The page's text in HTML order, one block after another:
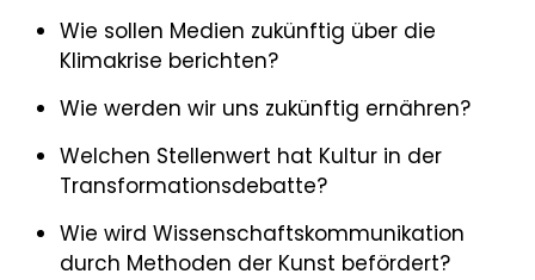
Wie sollen Medien zukünftig über die
Klimakrise berichten?
Wie werden wir uns zukünftig ernähren?
Welchen Stellenwert hat Kultur in der
Transformationsdebatte?
Wie wird Wissenschaftskommunikation
durch Methoden der Kunst befördert?